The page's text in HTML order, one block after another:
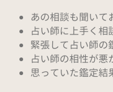
あの相談も聞いて
占い師に上手く相
緊張して占い師の
占い師の相性が悪
思っていた鑑定結